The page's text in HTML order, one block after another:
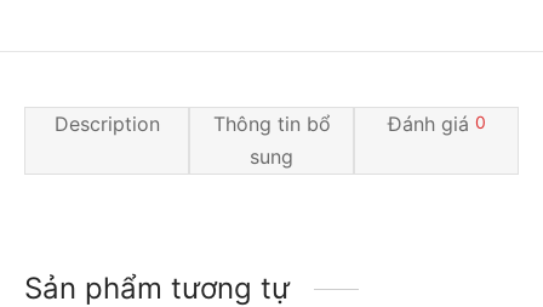
Description
Thông tin bổ
sung
Đánh giá 0
Sản phẩm tương tự